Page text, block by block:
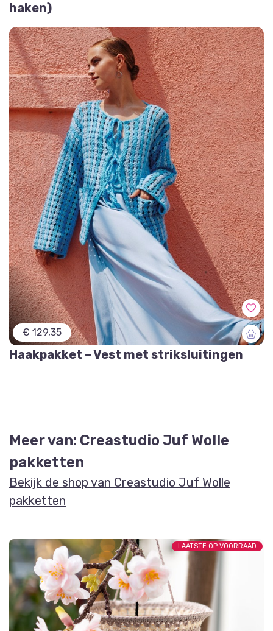
haken)
€ 129,35
Haakpakket – Vest met striksluitingen
Meer van: Creastudio Juf Wolle
pakketten
Bekijk de shop van Creastudio Juf Wolle
pakketten
LAATSTE OP VOORRAAD